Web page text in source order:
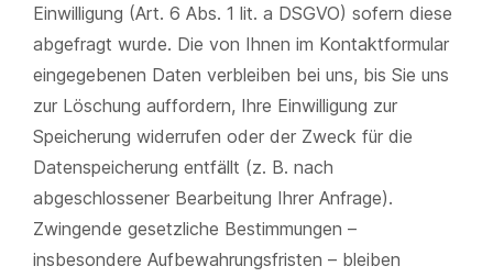
Einwilligung (Art. 6 Abs. 1 lit. a DSGVO) sofern diese
abgefragt wurde. Die von Ihnen im Kontaktformular
eingegebenen Daten verbleiben bei uns, bis Sie uns
zur Löschung auffordern, Ihre Einwilligung zur
Speicherung widerrufen oder der Zweck für die
Datenspeicherung entfällt (z. B. nach
abgeschlossener Bearbeitung Ihrer Anfrage).
Zwingende gesetzliche Bestimmungen –
insbesondere Aufbewahrungsfristen – bleiben